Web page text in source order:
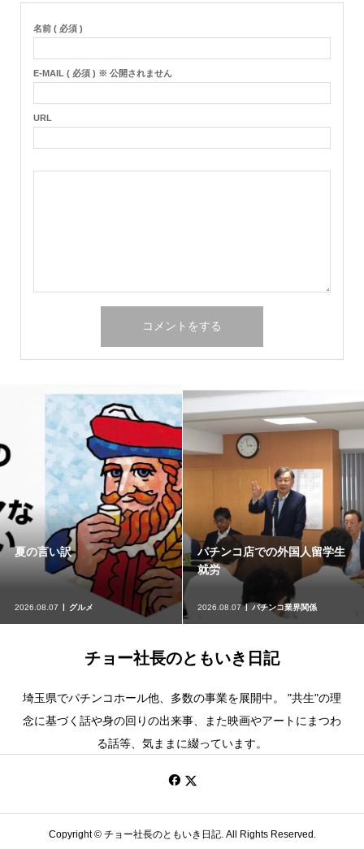
名前 ( 必須 )
E-MAIL ( 必須 ) ※ 公開されません
URL
夏の言い訳
2026.08.07 グルメ
パチンコ店での外国人留学生
就労
2026.08.07 パチンコ業界関係
チョー社長のともいき日記
埼玉県でパチンコホール他、多数の事業を展開中。 "共生"の理
念に基づく話や身の回りの出来事、また映画やアートにまつわ
る話等、気ままに綴っています。
Copyright ©チョー社長のともいき日記. All Rights Reserved.